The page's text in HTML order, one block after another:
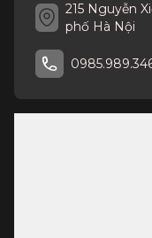
215 Nguyễn
phố Hà Nội